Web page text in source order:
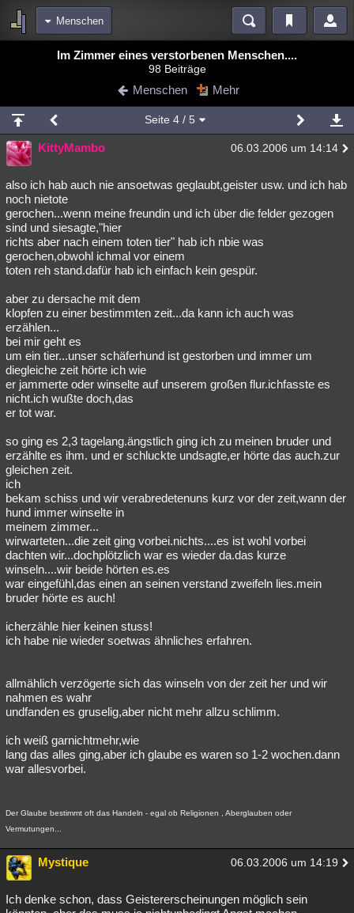
Menschen
Blogs
Chat Wiki Neuigkeiten
meine Rubriken
Menschen Wissenschaft Mystery Kriminalfälle
Spiritualität Verschwörungen Technologie Ufologie
Natur Umfragen Unterhaltung
weitere Rubriken
Philosophie Träume Orte
Astronomie Helpdesk
Musik
Übersichten
Besucht Teilgenommen
Lesenswert Schlüsselwörter
Im Zimmer eines verstorbenen Menschen....
98 Beiträge
Menschen Mehr
Seite 4/ 5
KittyMambo 06.03.2006 um 14:14
also ich hab auch nie ansoetwas geglaubt,geister usw. und ich hab
noch nietote
gerochen...wenn meine freundin und ich über die felder gezogen
sind und siesagte,"hier
richts aber nach einem toten tier" hab ich nbie was
gerochen,obwohl ichmal vor einem
toten reh stand.dafür hab ich einfach kein gespür.
aber zu dersache mit dem
klopfen zu einer bestimmten zeit...da kann ich auch was
erzählen...
bei mir geht es
um ein tier...unser schäferhund ist gestorben und immer um
diegleiche zeit hörte ich wie
er jammerte oder winselte auf unserem großen flur.ichfasste es
nicht.ich wußte doch,das
er tot war.
so ging es 2,3 tagelang.ängstlich ging ich zu meinen bruder und
erzählte es ihm. und er schluckte undsagte,er hörte das auch.zur
gleichen zeit.
ich
bekam schiss und wir verabredetenuns kurz vor der zeit,wann der
hund immer winselte in
meinem zimmer...
wirwarteten...die zeit ging vorbei.nichts....es ist wohl vorbei
dachten wir...dochplötzlich war es wieder da.das kurze
winseln....wir beide hörten es.es
war eingefühl,das einen an seinen verstand zweifeln lies.mein
bruder hörte es auch!
icherzähle hier keinen stuss!
ich habe nie wieder soetwas ähnliches erfahren.
allmählich verzögerte sich das winseln von der zeit her und wir
nahmen es wahr
undfanden es gruselig,aber nicht mehr allzu schlimm.
ich weiß garnichtmehr,wie
lang das alles ging,aber ich glaube es waren so 1-2 wochen.dann
war allesvorbei.
Der Glaube bestimmt oft das Handeln - egal ob Religionen , Aberglauben oder
Vermutungen...
Mystique 06.03.2006 um 14:19
Ich denke schon, dass Geistererscheinungen möglich sein